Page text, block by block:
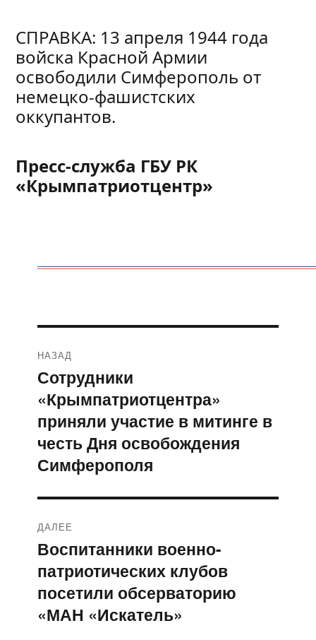
СПРАВКА: 13 апреля 1944 года
войска Красной Армии
освободили Симферополь от
немецко-фашистских
оккупантов.
Пресс-служба ГБУ РК
«Крымпатриотцентр»
по
записям
НАЗАД
Предыдущая
запись:
Сотрудники
«Крымпатриотцентра»
приняли участие в митинге в
честь Дня освобождения
Симферополя
ДАЛЕЕ
Следующая
запись:
Воспитанники военно-
патриотических клубов
посетили обсерваторию
«МАН «Искатель»